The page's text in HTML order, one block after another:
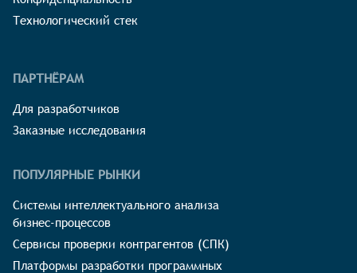
Технологический стек
ПАРТНЁРАМ
Для разработчиков
Заказные исследования
ПОПУЛЯРНЫЕ РЫНКИ
Системы интеллектуального анализа
бизнес-процессов
Сервисы проверки контрагентов (СПК)
Платформы разработки программных